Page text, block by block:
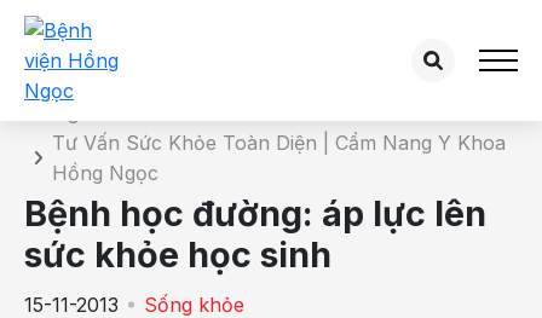
Chi tiết bài tư vấn
Tư Vấn Sức Khỏe Toàn Diện | Cẩm Nang Y Khoa
Hồng Ngọc
Bệnh học đường: áp lực lên
sức khỏe học sinh
15-11-2013 Sống khỏe